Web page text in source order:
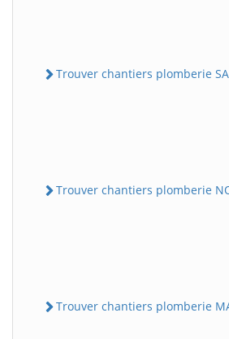
Trouver chantiers plomberie
Trouver chantiers plomberie
Trouver chantiers plomberie